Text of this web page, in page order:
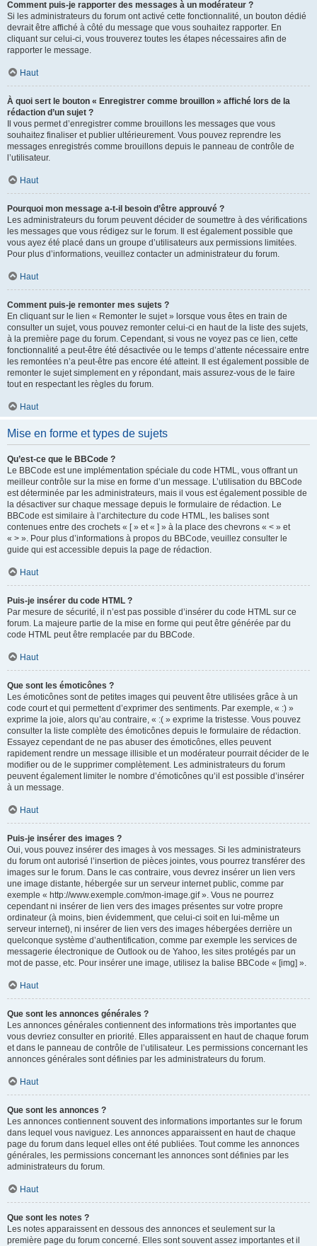
Comment puis-je rapporter des messages à un modérateur ?
Si les administrateurs du forum ont activé cette fonctionnalité, un bouton dédié
devrait être affiché à côté du message que vous souhaitez rapporter. En
cliquant sur celui-ci, vous trouverez toutes les étapes nécessaires afin de
rapporter le message.
Haut
À quoi sert le bouton « Enregistrer comme brouillon » affiché lors de la
rédaction d’un sujet ?
Il vous permet d’enregistrer comme brouillons les messages que vous
souhaitez finaliser et publier ultérieurement. Vous pouvez reprendre les
messages enregistrés comme brouillons depuis le panneau de contrôle de
l’utilisateur.
Haut
Pourquoi mon message a-t-il besoin d’être approuvé ?
Les administrateurs du forum peuvent décider de soumettre à des vérifications
les messages que vous rédigez sur le forum. Il est également possible que
vous ayez été placé dans un groupe d’utilisateurs aux permissions limitées.
Pour plus d’informations, veuillez contacter un administrateur du forum.
Haut
Comment puis-je remonter mes sujets ?
En cliquant sur le lien « Remonter le sujet » lorsque vous êtes en train de
consulter un sujet, vous pouvez remonter celui-ci en haut de la liste des sujets,
à la première page du forum. Cependant, si vous ne voyez pas ce lien, cette
fonctionnalité a peut-être été désactivée ou le temps d’attente nécessaire entre
les remontées n’a peut-être pas encore été atteint. Il est également possible de
remonter le sujet simplement en y répondant, mais assurez-vous de le faire
tout en respectant les règles du forum.
Haut
Mise en forme et types de sujets
Qu’est-ce que le BBCode ?
Le BBCode est une implémentation spéciale du code HTML, vous offrant un
meilleur contrôle sur la mise en forme d’un message. L’utilisation du BBCode
est déterminée par les administrateurs, mais il vous est également possible de
la désactiver sur chaque message depuis le formulaire de rédaction. Le
BBCode est similaire à l’architecture du code HTML, les balises sont
contenues entre des crochets « [ » et « ] » à la place des chevrons « < » et
« > ». Pour plus d’informations à propos du BBCode, veuillez consulter le
guide qui est accessible depuis la page de rédaction.
Haut
Puis-je insérer du code HTML ?
Par mesure de sécurité, il n’est pas possible d’insérer du code HTML sur ce
forum. La majeure partie de la mise en forme qui peut être générée par du
code HTML peut être remplacée par du BBCode.
Haut
Que sont les émoticônes ?
Les émoticônes sont de petites images qui peuvent être utilisées grâce à un
code court et qui permettent d’exprimer des sentiments. Par exemple, « :) »
exprime la joie, alors qu’au contraire, « :( » exprime la tristesse. Vous pouvez
consulter la liste complète des émoticônes depuis le formulaire de rédaction.
Essayez cependant de ne pas abuser des émoticônes, elles peuvent
rapidement rendre un message illisible et un modérateur pourrait décider de le
modifier ou de le supprimer complètement. Les administrateurs du forum
peuvent également limiter le nombre d’émoticônes qu’il est possible d’insérer
à un message.
Haut
Puis-je insérer des images ?
Oui, vous pouvez insérer des images à vos messages. Si les administrateurs
du forum ont autorisé l’insertion de pièces jointes, vous pourrez transférer des
images sur le forum. Dans le cas contraire, vous devrez insérer un lien vers
une image distante, hébergée sur un serveur internet public, comme par
exemple « http://www.exemple.com/mon-image.gif ». Vous ne pourrez
cependant ni insérer de lien vers des images présentes sur votre propre
ordinateur (à moins, bien évidemment, que celui-ci soit en lui-même un
serveur internet), ni insérer de lien vers des images hébergées derrière un
quelconque système d’authentification, comme par exemple les services de
messagerie électronique de Outlook ou de Yahoo, les sites protégés par un
mot de passe, etc. Pour insérer une image, utilisez la balise BBCode « [img] ».
Haut
Que sont les annonces générales ?
Les annonces générales contiennent des informations très importantes que
vous devriez consulter en priorité. Elles apparaissent en haut de chaque forum
et dans le panneau de contrôle de l’utilisateur. Les permissions concernant les
annonces générales sont définies par les administrateurs du forum.
Haut
Que sont les annonces ?
Les annonces contiennent souvent des informations importantes sur le forum
dans lequel vous naviguez. Les annonces apparaissent en haut de chaque
page du forum dans lequel elles ont été publiées. Tout comme les annonces
générales, les permissions concernant les annonces sont définies par les
administrateurs du forum.
Haut
Que sont les notes ?
Les notes apparaissent en dessous des annonces et seulement sur la
première page du forum concerné. Elles sont souvent assez importantes et il